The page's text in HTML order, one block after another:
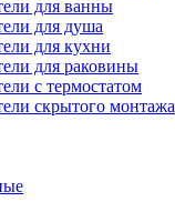
для ванны
для душа
для кухни
для раковины
с термостатом
скрытого монтажа